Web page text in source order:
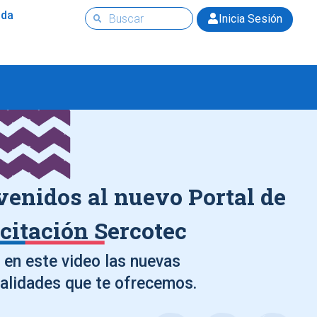
Inicia Sesión
al nuevo Portal de
Sercotec
en este video las nuevas
que te ofrecemos.